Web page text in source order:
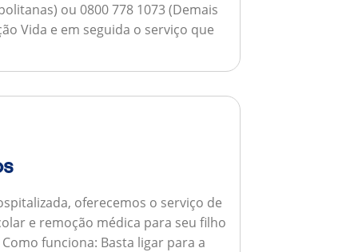
ou 0800 778 1073 (Demais
Vida e em seguida o serviço que
oferecemos o serviço de
e remoção médica para seu filho
Como funciona: Basta ligar para a